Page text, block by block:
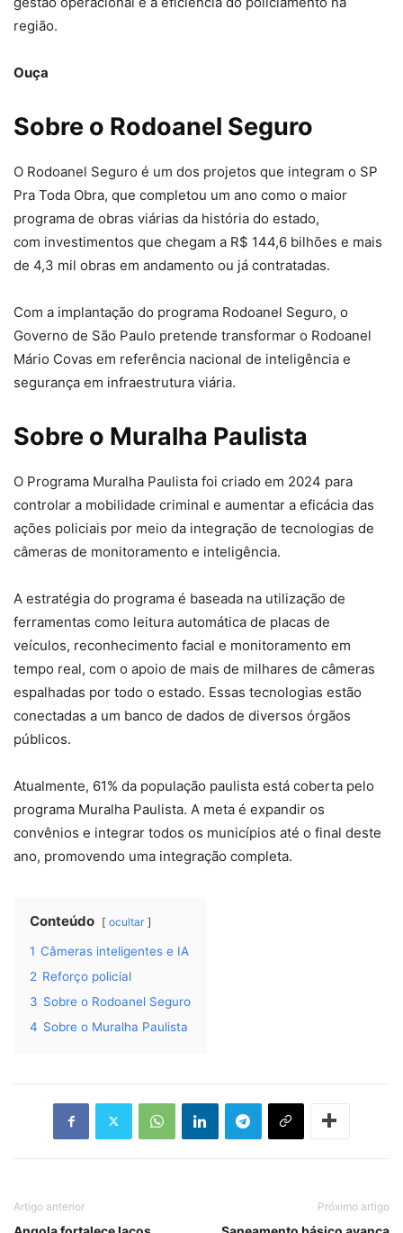
região.
Ouça
Sobre o Rodoanel Seguro
O Rodoanel Seguro é um dos projetos que integram o SP
Pra Toda Obra, que completou um ano como o maior
programa de obras viárias da história do estado,
com investimentos que chegam a R$ 144,6 bilhões e mais
de 4,3 mil obras em andamento ou já contratadas.
Com a implantação do programa Rodoanel Seguro, o
Governo de São Paulo pretende transformar o Rodoanel
Mário Covas em referência nacional de inteligência e
segurança em infraestrutura viária.
Sobre o Muralha Paulista
O Programa Muralha Paulista foi criado em 2024 para
controlar a mobilidade criminal e aumentar a eficácia das
ações policiais por meio da integração de tecnologias de
câmeras de monitoramento e inteligência.
A estratégia do programa é baseada na utilização de
ferramentas como leitura automática de placas de
veículos, reconhecimento facial e monitoramento em
tempo real, com o apoio de mais de milhares de câmeras
espalhadas por todo o estado. Essas tecnologias estão
conectadas a um banco de dados de diversos órgãos
públicos.
Atualmente, 61% da população paulista está coberta pelo
programa Muralha Paulista. A meta é expandir os
convênios e integrar todos os municípios até o final deste
ano, promovendo uma integração completa.
Conteúdo ocultar
1 Câmeras inteligentes e IA
2 Reforço policial
3 Sobre o Rodoanel Seguro
4 Sobre o Muralha Paulista
Artigo anterior Próximo artigo